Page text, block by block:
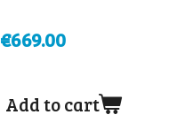
€669.00
Add to cart